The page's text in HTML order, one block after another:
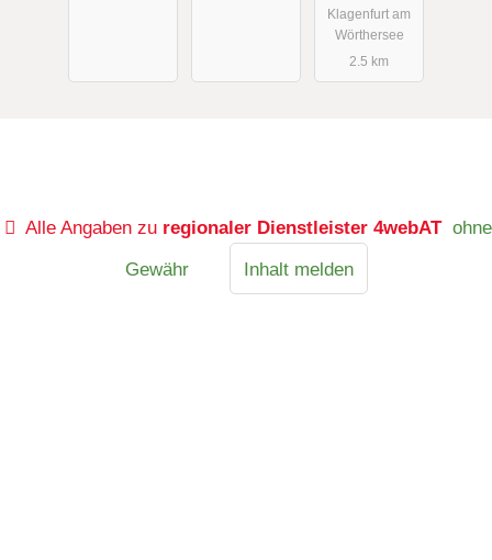
Klagenfurt am
Wörthersee
2.5 km
Alle Angaben zu regionaler Dienstleister 4webAT ohne
Gewähr
Inhalt melden